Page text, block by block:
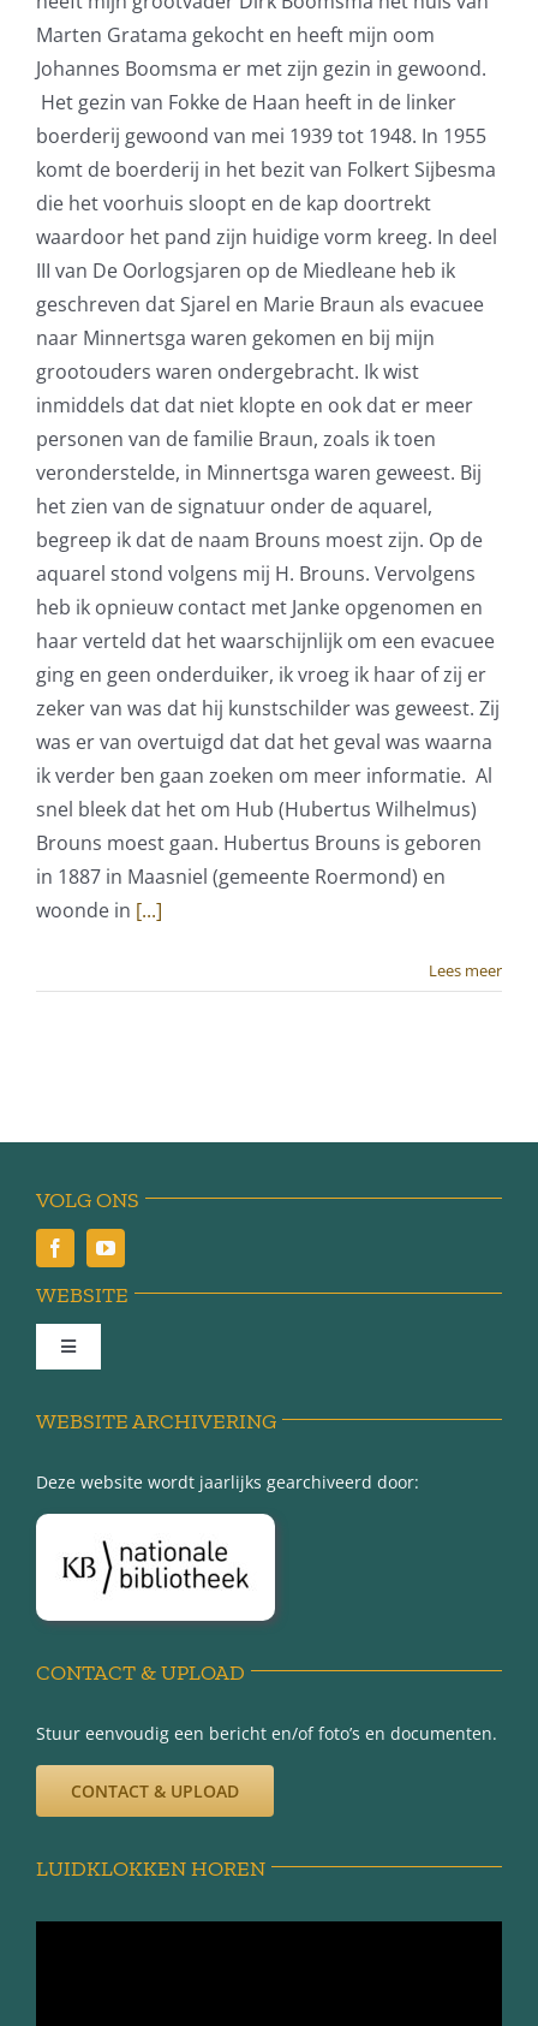
Marten Gratama gekocht en heeft mijn oom
Johannes Boomsma er met zijn gezin in gewoond.
Het gezin van Fokke de Haan heeft in de linker
boerderij gewoond van mei 1939 tot 1948. In 1955
komt de boerderij in het bezit van Folkert Sijbesma
die het voorhuis sloopt en de kap doortrekt
waardoor het pand zijn huidige vorm kreeg. In deel
III van De Oorlogsjaren op de Miedleane heb ik
geschreven dat Sjarel en Marie Braun als evacuee
naar Minnertsga waren gekomen en bij mijn
grootouders waren ondergebracht. Ik wist
inmiddels dat dat niet klopte en ook dat er meer
personen van de familie Braun, zoals ik toen
veronderstelde, in Minnertsga waren geweest. Bij
het zien van de signatuur onder de aquarel,
begreep ik dat de naam Brouns moest zijn. Op de
aquarel stond volgens mij H. Brouns. Vervolgens
heb ik opnieuw contact met Janke opgenomen en
haar verteld dat het waarschijnlijk om een evacuee
ging en geen onderduiker, ik vroeg ik haar of zij er
zeker van was dat hij kunstschilder was geweest. Zij
was er van overtuigd dat dat het geval was waarna
ik verder ben gaan zoeken om meer informatie. Al
snel bleek dat het om Hub (Hubertus Wilhelmus)
Brouns moest gaan. Hubertus Brouns is geboren
in 1887 in Maasniel (gemeente Roermond) en
woonde in [...]
Lees meer
VOLG ONS
WEBSITE
Toggle
Over Minnertsga
Disclaimer
WEBSITE ARCHIVERING
Deze website wordt jaarlijks gearchiveerd door:
CONTACT & UPLOAD
Stuur eenvoudig een bericht en/of foto’s en documenten.
CONTACT & UPLOAD
LUIDKLOKKEN HOREN